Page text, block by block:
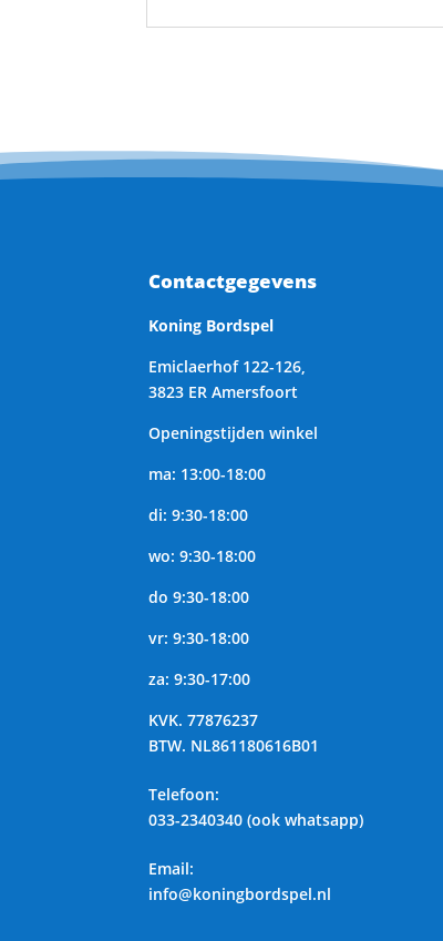
Contactgegevens
Koning Bordspel
Emiclaerhof 122-126,
3823 ER Amersfoort
Openingstijden winkel
ma: 13:00-18:00
di: 9:30-18:00
wo: 9:30-18:00
do 9:30-18:00
vr: 9:30-18:00
za: 9:30-17:00
KVK. 77876237
BTW. NL861180616B01
Telefoon:
033-2340340 (ook whatsapp)
Email:
info@koningbordspel.nl